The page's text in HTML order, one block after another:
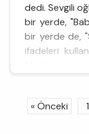
dedi. Sevgili
bir yerde,
bir yerde de,
ifadeleri
« Önceki 1